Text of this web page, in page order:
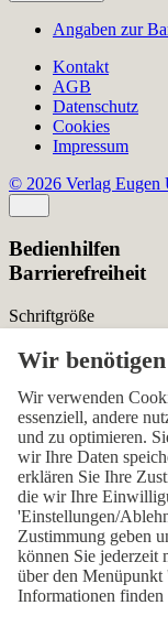
Angaben zur
Kontakt
AGB
Datenschutz
Cookies
Impressum
© 2026 Verlag Eugen
Bedienhilfen
Barrierefreiheit
Schriftgröße
Normal
Kontrast
Normal Hoch Normal
Menü sichtbar
Ja Nein Ja
Über den ersten
Einstellungen“
Einstellungen
Wir verwenden
essenziell, andere
und zu optimieren.
wir Ihre Daten
erklären Sie Ihre
die wir Ihre
'Einstellungen/
Zustimmung geben
können Sie
über den
Informationen finden